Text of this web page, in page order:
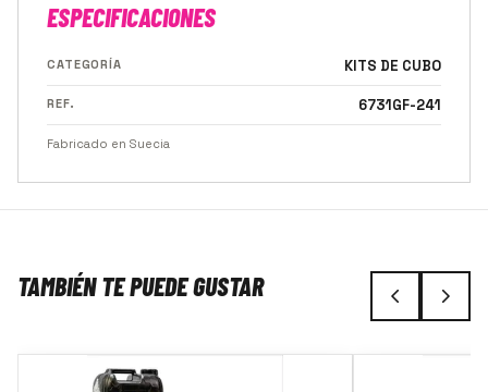
ESPECIFICACIONES
CATEGORÍA KITS DE CUBO
REF. 6731GF-241
Fabricado en Suecia
TAMBIÉN TE PUEDE GUSTAR